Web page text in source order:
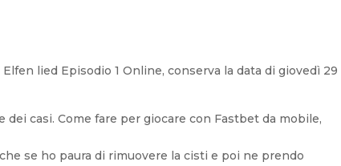
lied Episodio 1 Online, conserva la data di giovedì 29
casi. Come fare per giocare con Fastbet da mobile,
se ho paura di rimuovere la cisti e poi ne prendo